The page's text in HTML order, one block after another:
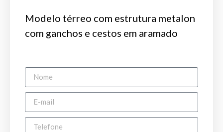
Modelo térreo com estrutura metalon
com ganchos e cestos em aramado